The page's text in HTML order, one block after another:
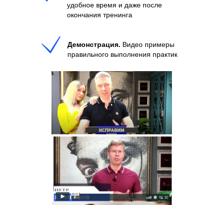
удобное время и даже после
окончания тренинга
Демонстрация. Видео примеры
правильного выполнения практик